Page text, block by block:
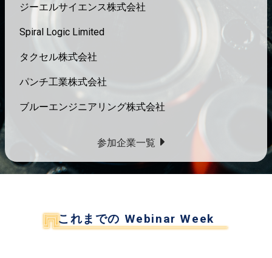
ジーエルサイエンス株式会社
Spiral Logic Limited
タクセル株式会社
パンチ工業株式会社
ブルーエンジニアリング株式会社
参加企業⼀覧
これまでの Webinar Week